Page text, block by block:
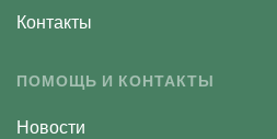
Контакты
ПОМОЩЬ И КОНТАКТЫ
Новости